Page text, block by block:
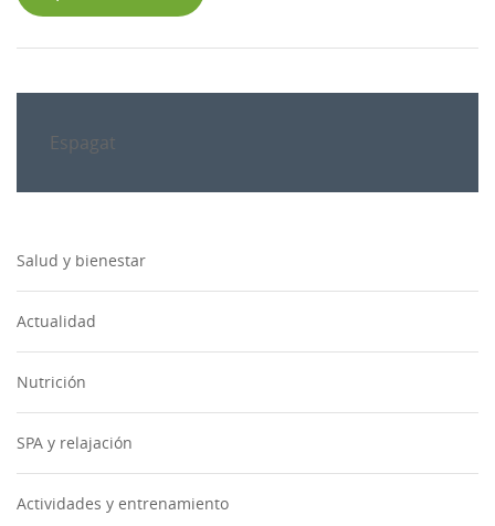
Espagat
Salud y bienestar
Actualidad
Nutrición
SPA y relajación
Actividades y entrenamiento